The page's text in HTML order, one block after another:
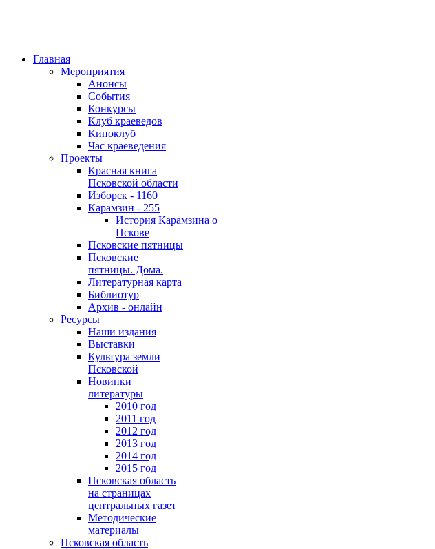
Главная
Мероприятия
Анонсы
События
Конкурсы
Клуб краеведов
Киноклуб
Час краеведения
Проекты
Красная книга
Псковской области
Изборск - 1160
Карамзин - 255
История Карамзина о
Пскове
Псковские пятницы
Псковские
пятницы. Дома.
Литературная карта
Библиотур
Архив - онлайн
Ресурсы
Наши издания
Выставки
Культура земли
Псковской
Новинки
литературы
2010 год
2011 год
2012 год
2013 год
2014 год
2015 год
Псковская область
на страницах
центральных газет
Методические
материалы
Псковская область